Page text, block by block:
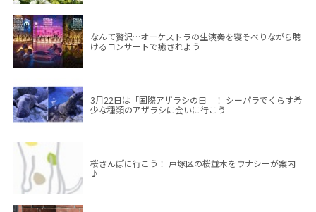
なんて贅沢…オーケストラの生演奏を寝そべりながら聴
けるコンサートで癒されよう
3月22日は「国際アザラシの日」！ シーパラでくらす希
少な種類のアザラシに会いに行こう
桜さんぽに行こう！ 戸塚区の桜並木をウナシーが案内
♪